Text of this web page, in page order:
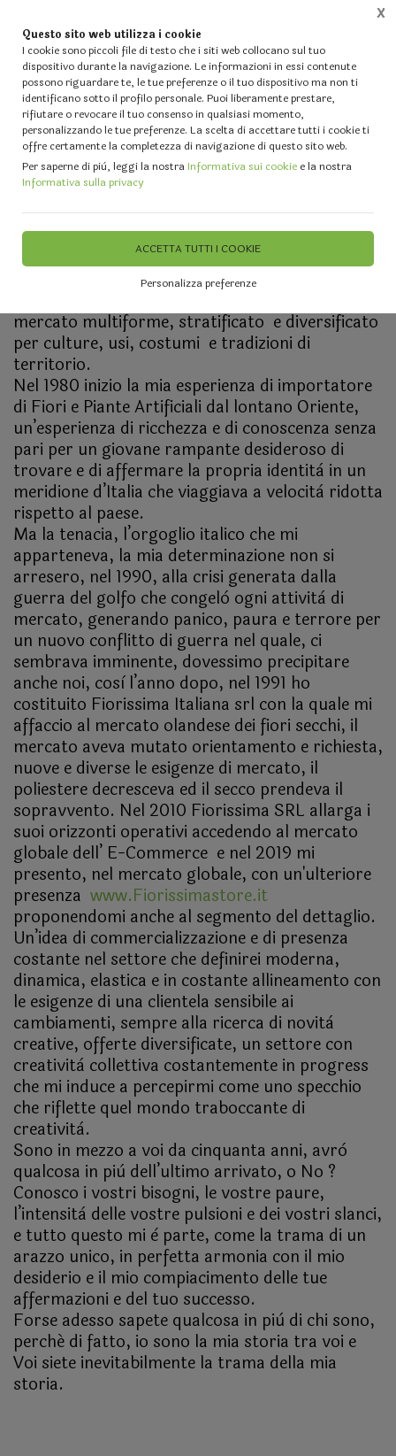
Questo sito web utilizza i cookie
I cookie sono piccoli file di testo che i siti web collocano sul tuo
dispositivo durante la navigazione. Le informazioni in essi contenute
possono riguardare te, le tue preferenze o il tuo dispositivo ma non ti
identificano sotto il profilo personale. Puoi liberamente prestare,
rifiutare o revocare il tuo consenso in qualsiasi momento,
personalizzando le tue preferenze. La scelta di accettare tutti i cookie ti
offre certamente la completezza di navigazione di questo sito web.
Per saperne di più, leggi la nostraInformativa sui cookie e la nostra
Informativa sulla privacy
ACCETTA TUTTI I COOKIE
Personalizza preferenze
X
Forse ti stai chiedendo: "ma voi chi siete?" O
forse sarebbe meglio chiedere:“ Tu chi sei:
Presentati e fatti conoscere ! “
Mi chiamo Giuseppe Iudicelli e ho iniziato, come
grossista per fioristi, nel 1976 con la ragione
sociale G & J Artigianato Siciliano di Giuseppe
Iuidicelli. Ho maturato, giorno dopo giorno,
chilometro dietro chilometro esperienze di
mercato multiforme, stratificato e diversificato
per culture, usi, costumi e tradizioni di
territorio.
Nel 1980 inizio la mia esperienza di importatore
di Fiori e Piante Artificiali dal lontano Oriente,
un’esperienza di ricchezza e di conoscenza senza
pari per un giovane rampante desideroso di
trovare e di affermare la propria identità in un
meridione d’Italia che viaggiava a velocità ridotta
rispetto al paese.
Ma la tenacia, l’orgoglio italico che mi
apparteneva, la mia determinazione non si
arresero, nel 1990, alla crisi generata dalla
guerra del golfo che congelò ogni attività di
mercato, generando panico, paura e terrore per
un nuovo conflitto di guerra nel quale, ci
sembrava imminente, dovessimo precipitare
anche noi, così l’anno dopo, nel 1991 ho
costituito Fiorissima Italiana srl con la quale mi
affaccio al mercato olandese dei fiori secchi, il
mercato aveva mutato orientamento e richiesta,
nuove e diverse le esigenze di mercato, il
poliestere decresceva ed il secco prendeva il
sopravvento. Nel 2010 Fiorissima SRL allarga i
suoi orizzonti operativi accedendo al mercato
globale dell’ E-Commerce e nel 2019 mi
presento, nel mercato globale, con un'ulteriore
presenza www.Fiorissimastore.it
proponendomi anche al segmento del dettaglio.
Un’idea di commercializzazione e di presenza
costante nel settore che definirei moderna,
dinamica, elastica e in costante allineamento con
le esigenze di una clientela sensibile ai
cambiamenti, sempre alla ricerca di novità
creative, offerte diversificate, un settore con
creatività collettiva costantemente in progress
che mi induce a percepirmi come uno specchio
che riflette quel mondo traboccante di
creatività.
Sono in mezzo a voi da cinquanta anni, avrò
qualcosa in più dell’ultimo arrivato, o No ?
Conosco i vostri bisogni, le vostre paure,
l’intensità delle vostre pulsioni e dei vostri slanci,
e tutto questo mi è parte, come la trama di un
arazzo unico, in perfetta armonia con il mio
desiderio e il mio compiacimento delle tue
affermazioni e del tuo successo.
Forse adesso sapete qualcosa in più di chi sono,
perché di fatto, io sono la mia storia tra voi e
Voi siete inevitabilmente la trama della mia
storia.